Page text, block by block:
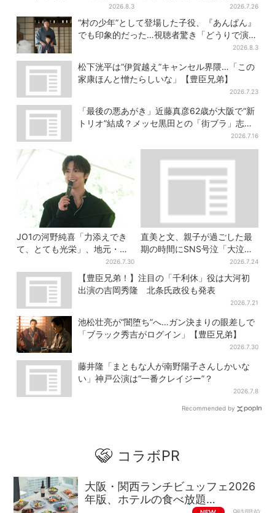
しんでもらえてうれしい」2026.8.3
「みんな出ますやん！」2026.7.26
“村の少年”として登場した子役、『あんぱん』
でも印象的だった…視聴者驚き「どうりで演技
2026.8.3
松下洸平は“伊賀越え”キャンセル界隈…「この
家康ほんと憎たらしいな」【豊臣兄弟】
2026.7.23
「最後の悪あがき」近藤真彦62歳が大阪で“新
トリオ”結成？メッセ黒田との「街ブラ」志願
2026.7.16
JO1の河野純喜「力添えでき
て、とても光栄」、地元・奈
良へ凱旋！学生時代の思い出
エピソードも
2026.7.30
直美と文、親子が過ごした最
期の時間にSNS号泣「大泣き
2026.7.24
【豊臣兄弟！】注目の「千利休」役は大河初
出演の吉岡秀隆 北条氏政役も発表
2026.7.21
池松壮亮が“闇堕ち”へ…ガン決まりの眼差しで
「ブラック秀吉がログイン」【豊臣兄弟】
2026.7.30
藤井隆「まともな人が南野陽子さんしかいな
い」神戸公演は“一番クレイジー”？
2026.7.8
Recommended by
コラボPR
大阪・関西ランチビュッフェ2026
年版、ホテルの食べ放題…